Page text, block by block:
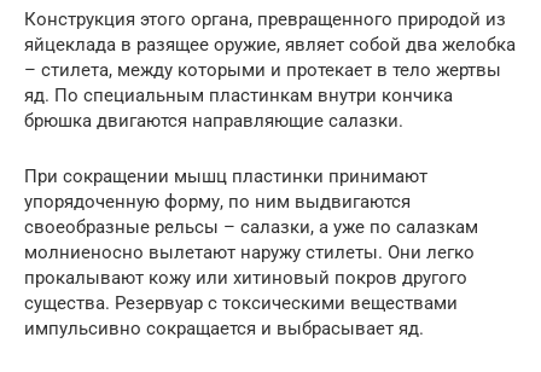
Конструкция этого органа, превращенного природой из
яйцеклада в разящее оружие, являет собой два желобка
– стилета, между которыми и протекает в тело жертвы
яд. По специальным пластинкам внутри кончика
брюшка двигаются направляющие салазки.
При сокращении мышц пластинки принимают
упорядоченную форму, по ним выдвигаются
своеобразные рельсы – салазки, а уже по салазкам
молниеносно вылетают наружу стилеты. Они легко
прокалывают кожу или хитиновый покров другого
существа. Резервуар с токсическими веществами
импульсивно сокращается и выбрасывает яд.